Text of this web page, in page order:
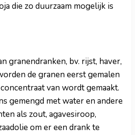
die zo duurzaam mogelijk is
granendranken, bv. rijst, haver,
de granen eerst gemalen
van wordt gemaakt.
gemengd met water en andere
als zout, agavesiroop,
om er een drank te